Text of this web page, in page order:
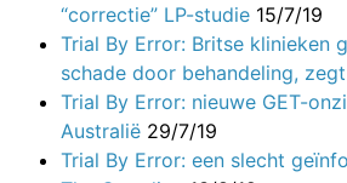
“correctie” LP-studie 15/7/19
Trial By Error: Britse klinieken
schade door behandeling,
Trial By Error: nieuwe GET-
Australië 29/7/19
Trial By Error: een slecht